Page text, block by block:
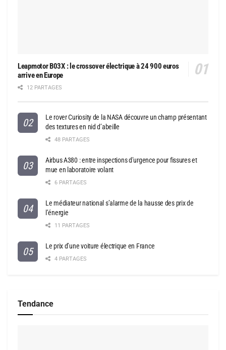
Leapmotor B03X : le crossover électrique à 24 900 euros
arrive en Europe
12 PARTAGES
Le rover Curiosity de la NASA découvre un champ présentant
des textures en nid d’abeille
48 PARTAGES
Airbus A380 : entre inspections d’urgence pour fissures et
mue en laboratoire volant
6 PARTAGES
Le médiateur national s’alarme de la hausse des prix de
l’énergie
11 PARTAGES
Le prix d’une voiture électrique en France
4 PARTAGES
Tendance